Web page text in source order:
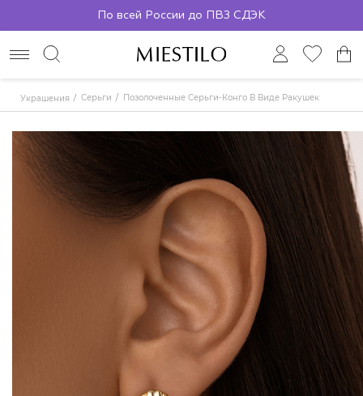
По всей России до ПВЗ СДЭК
Украшения Серьги Позолоченные Серьги-Конго В Виде Ракушек